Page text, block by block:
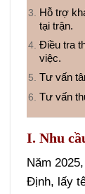
Hỗ trợ
tại trận.
Điều tra
việc.
Tư vấn
Tư vấn
I. Nhu
Năm
Định, lấy